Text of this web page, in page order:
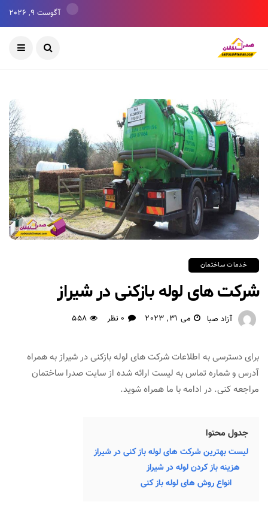
آگوست 9, 2026
خدمات ساختمان
شرکت های لوله بازکنی در شیراز
آزاد صبا می 31, 2023 0 نظر 558
برای دسترسی به اطلاعات شرکت های لوله بازکنی در شیراز به همراه
آدرس و شماره تماس به لیست ارائه شده از سایت صدرا ساختمان
مراجعه کنی. در ادامه با ما همراه شوید.
جدول محتوا
لیست بهترین شرکت های لوله باز کنی در شیراز
هزینه باز کردن لوله در شیراز
انواع روش های لوله باز کنی